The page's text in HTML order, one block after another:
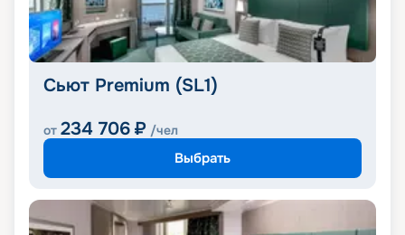
Сьют Premium (SL1)
от 234 706 ₽ /чел
Выбрать